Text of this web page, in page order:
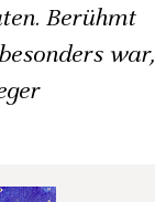
Berühmt
war,